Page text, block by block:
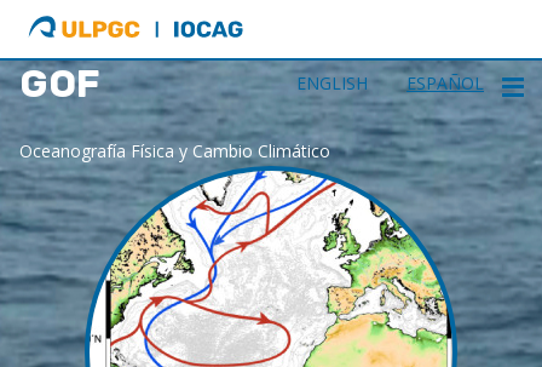
ULPGC
Ir
al
inicio
de
IOCAG
ENGLISH ESPAÑOL
GOF
Oceanografía Física y Cambio Climático